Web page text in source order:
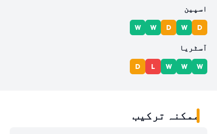
اسپین
D
W
D
W
W
آسٹریا
W
W
W
L
D
ممکنہ ترکیب